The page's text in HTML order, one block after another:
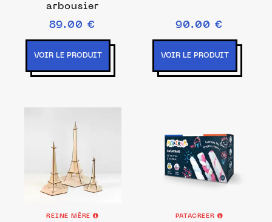
arbousier
89.00 €
VOIR LE PRODUIT
90.00 €
VOIR LE PRODUIT
REINE MÈRE PATACREER